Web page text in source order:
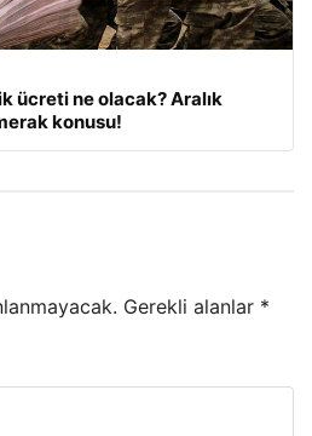
ücreti ne olacak? Aralık
konusu!
Gerekli alanlar *